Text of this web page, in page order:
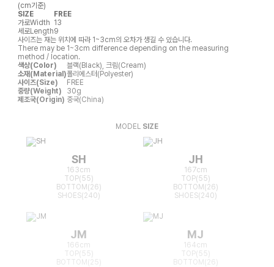
(cm기준)
SIZE
FREE
가로Width 13
세로Length9
사이즈는 재는 위치에 따라 1~3cm의 오차가 생길 수 있습니다.
There may be 1~3cm difference depending on the measuring
method / location.
색상(Color)
블랙(Black), 크림(Cream)
소재(Material)폴리에스터(Polyester)
사이즈(Size)
FREE
중량(Weight)
30g
제조국(Origin) 중국(China)
MODEL SIZE
SH
163cm
TOP(55)
BOTTOM(26)
SHOES(240)
JH
167cm
TOP(55)
BOTTOM(26)
SHOES(240)
JM
166cm
TOP(55)
BOTTOM(25)
MJ
164cm
TOP(55)
BOTTOM(26)